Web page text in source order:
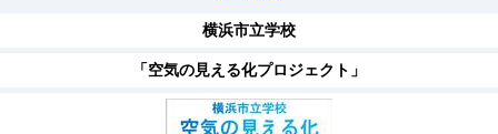
横浜市立学校
「空気の見える化プロジェクト」